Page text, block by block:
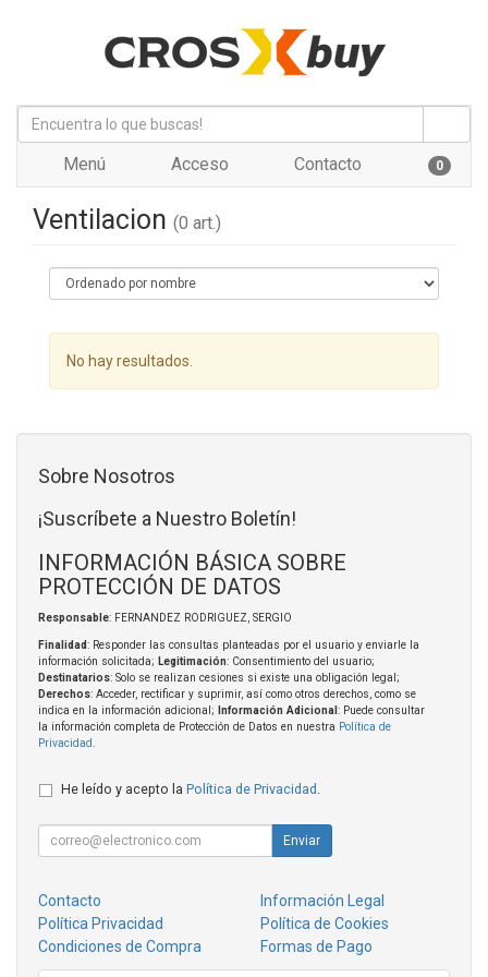
Menú Acceso Contacto 0
Ventilacion (0 art.)
No hay resultados.
Sobre Nosotros
¡Suscríbete a Nuestro Boletín!
INFORMACIÓN BÁSICA SOBRE
PROTECCIÓN DE DATOS
Responsable: FERNANDEZ RODRIGUEZ, SERGIO
Finalidad: Responder las consultas planteadas por el usuario y enviarle la
información solicitada; Legitimación: Consentimiento del usuario;
Destinatarios: Solo se realizan cesiones si existe una obligación legal;
Derechos: Acceder, rectificar y suprimir, así como otros derechos, como se
indica en la información adicional;
Información Adicional : Puede consultar
la información completa de Protección de Datos en nuestra Política de
Privacidad
He leído y acepto la Política de Privacidad .
Enviar
Contacto
Información Legal
Política Privacidad
Política de Cookies
Condiciones de Compra
Formas de Pago